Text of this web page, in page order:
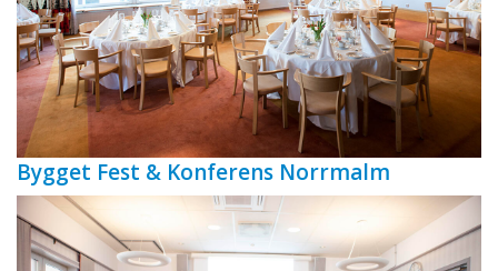
Bygget Fest & Konferens Norrmalm